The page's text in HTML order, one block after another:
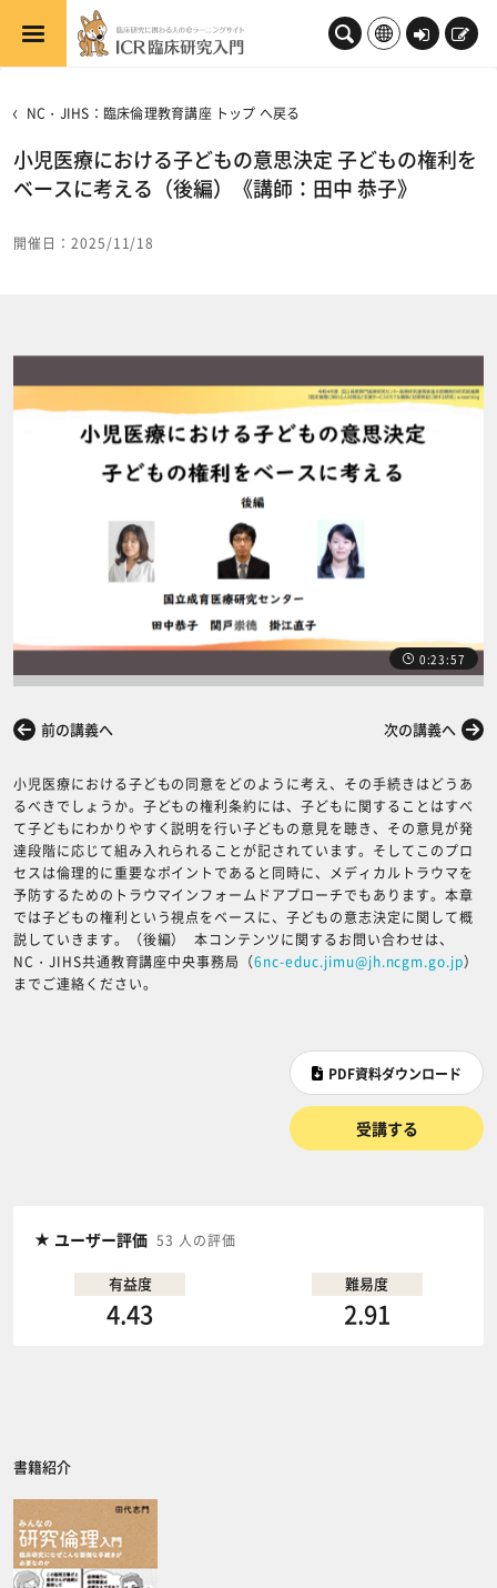
メインコンテンツへスキップする
ロ
新
NC・JIHS：臨床倫理教育講座 トップ へ戻る
小児医療における子どもの意思決定 子どもの権利を
ベースに考える（後編）《講師：田中 恭子》
開催日：2025/11/18
0:23:57
前の講義へ 次の講義へ
小児医療における子どもの同意をどのように考え、その手続きはどうあ
るべきでしょうか。子どもの権利条約には、子どもに関することはすべ
て子どもにわかりやすく説明を行い子どもの意見を聴き、その意見が発
達段階に応じて組み入れられることが記されています。そしてこのプロ
セスは倫理的に重要なポイントであると同時に、メディカルトラウマを
予防するためのトラウマインフォームドアプローチでもあります。本章
では子どもの権利という視点をベースに、子どもの意志決定に関して概
説していきます。（後編） 本コンテンツに関するお問い合わせは、
NC・JIHS共通教育講座中央事務局（6nc-educ.jimu@jh.ncgm.go.jp）
までご連絡ください。
PDF資料ダウンロード
受講する
ユーザー評価 53 人の評価
有益度
4.43
難易度
2.91
書籍紹介